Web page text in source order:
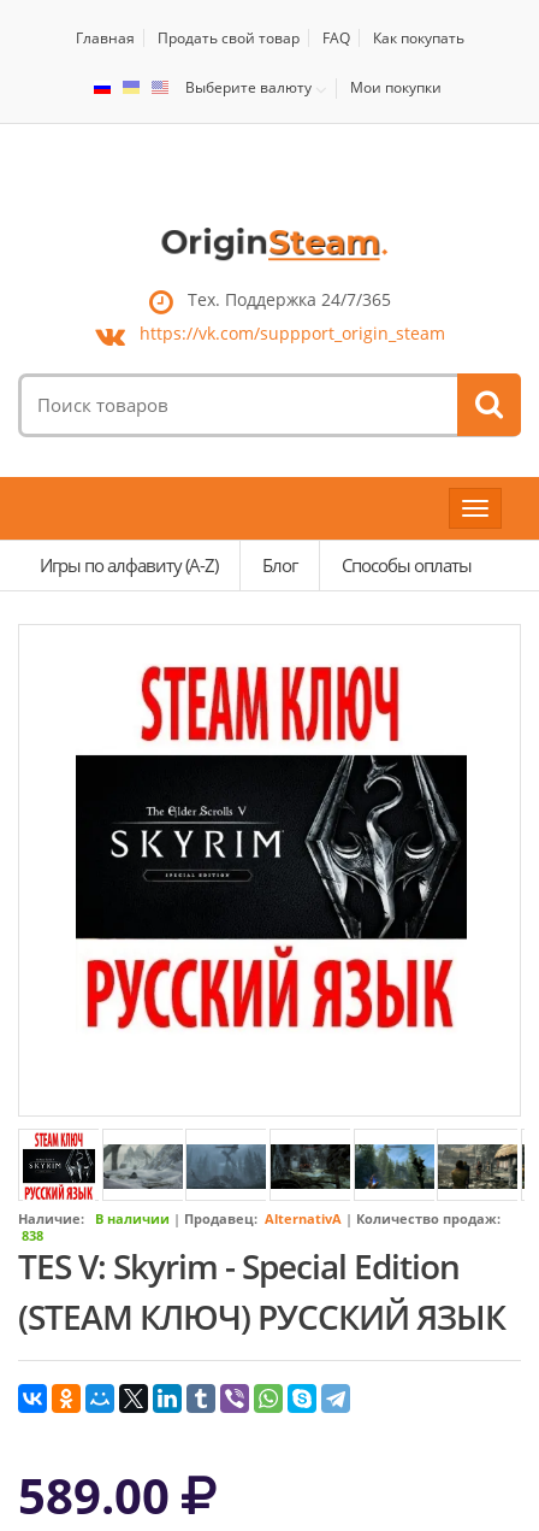
Главная Продать свой товар FAQ Как покупать
Выберите валюту Мои покупки
Тех. Поддержка 24/7/365
https://vk.com/suppport_origin_steam
товаров:
Toggle
Игры по алфавиту (A-Z)
Блог Способы оплаты
Наличие: В наличии | Продавец: AlternativA | Количество продаж:
838
TES V: Skyrim - Special Edition
(STEAM КЛЮЧ) РУССКИЙ ЯЗЫК
589.00